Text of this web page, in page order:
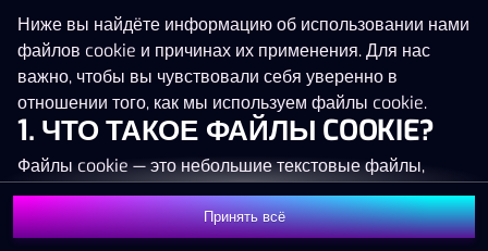
MEGA 1 346 135 €Присоединиться
Ниже вы найдёте информацию об использовании нами
файлов cookie и причинах их применения. Для нас
важно, чтобы вы чувствовали себя уверенно в
отношении того, как мы используем файлы cookie.
1. ЧТО ТАКОЕ ФАЙЛЫ COOKIE?
Файлы cookie — это небольшие текстовые файлы,
которые сохраняются на вашем устройстве (например,
на компьютере, мобильном телефоне или планшете)
при посещении наших веб-сайтов. Размещение
Принять всё